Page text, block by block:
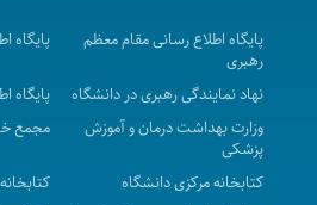
الملل در سال تحصیلی 1405-1406
پزشکی ، آموزشی و درمانی کوثر در سال
آگهی استعلام بهاء واگذاری
سابق واقع درمرکز بهداشت
پایگاه اطلاع رسانی مقام معظم
رهبری
پایگاه
نهاد نمایندگی رهبری در دانشگاه
پایگاه
وزارت بهداشت درمان و آموزش
پزشکی
مجمع
کتابخانه مرکزی دانشگاه